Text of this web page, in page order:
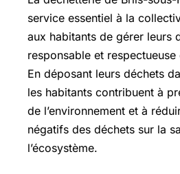
service essentiel à la
aux habitants de gérer leurs
responsable et respectueuse
En déposant leurs déchets
les habitants contribuent à
de l’environnement et à
négatifs des déchets sur la
l’écosystème.